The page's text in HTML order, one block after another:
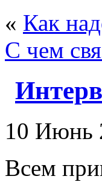
« Как
С чем
10 Июнь
Всем